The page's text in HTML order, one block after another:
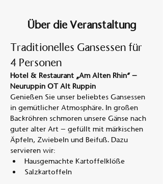
Über die Veranstaltung
Traditionelles Gansessen für
4 Personen
Hotel & Restaurant „Am Alten Rhin“ –
Neuruppin OT Alt Ruppin
Genießen Sie unser beliebtes Gansessen
in gemütlicher Atmosphäre. In großen
Backröhren schmoren unsere Gänse nach
guter alter Art – gefüllt mit märkischen
Äpfeln, Zwiebeln und Beifuß. Dazu
servieren wir:
Hausgemachte Kartoffelklöße
Salzkartoffeln